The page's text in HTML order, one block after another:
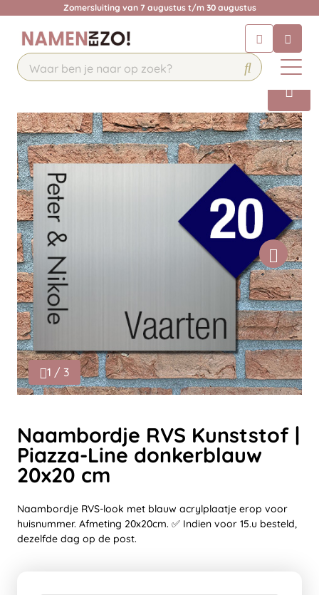
Zomersluiting van 7 augustus t/m 30 augustus
Chat 24/7 met onze chatbot voor
hulp
Contact
1 / 3
Naambordje RVS Kunststof |
Piazza-Line donkerblauw
20x20 cm
Naambordje RVS-look met blauw acrylplaatje erop voor
huisnummer. Afmeting 20x20cm. ✅ Indien voor 15.u besteld,
dezelfde dag op de post.